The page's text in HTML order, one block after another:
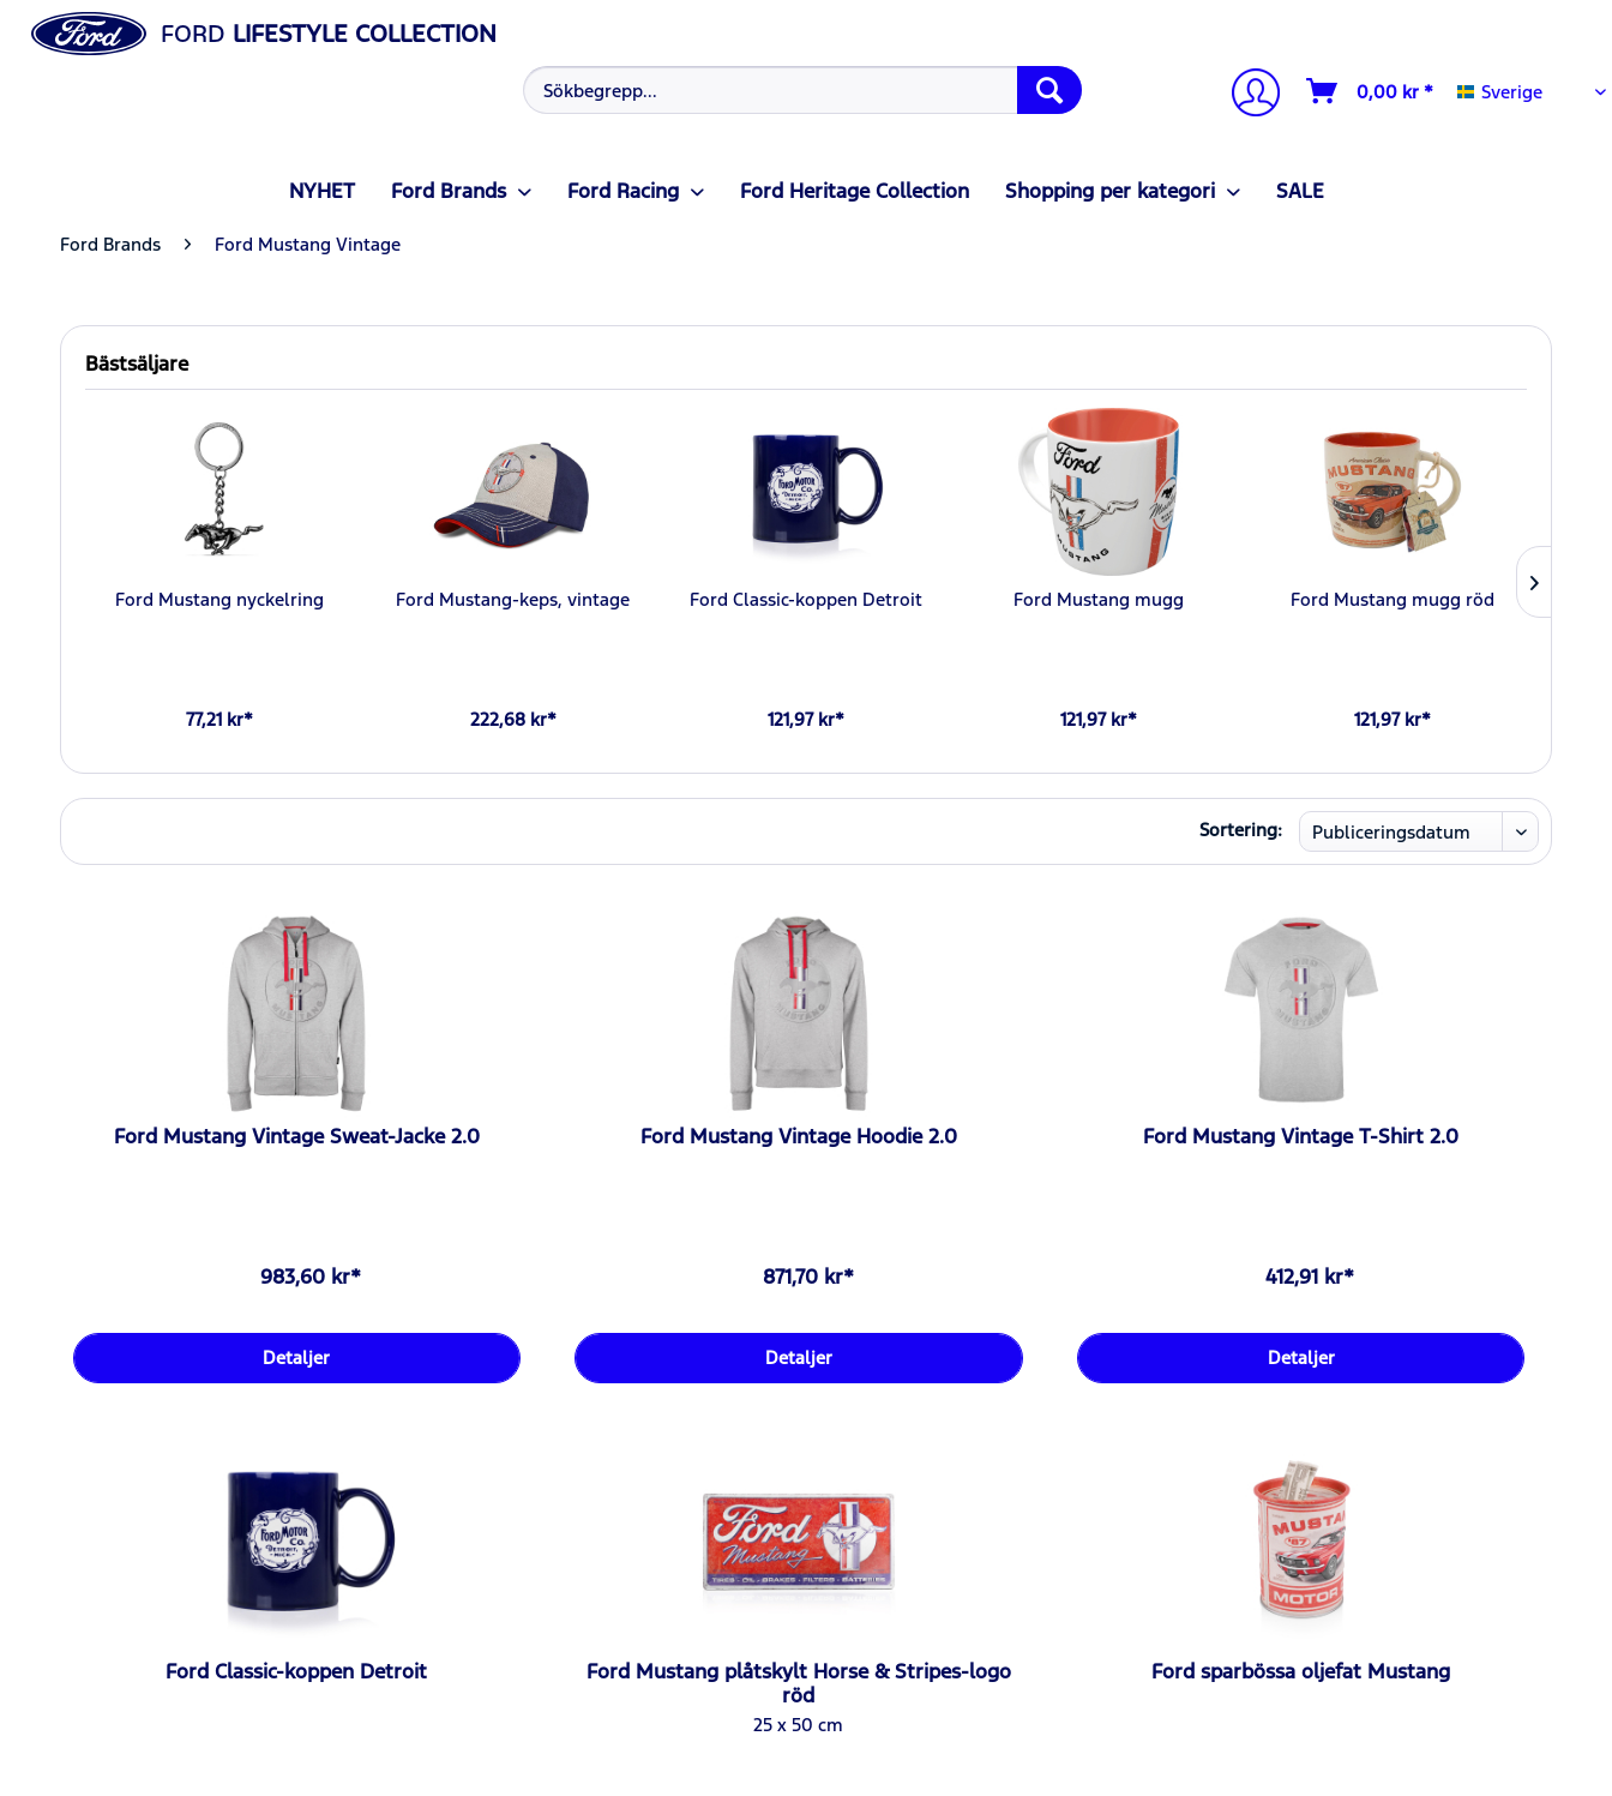
FORD LIFESTYLE COLLECTION
0,00 kr * Sverige
Sverige
NYHET Ford Brands Ford Racing Ford Heritage Collection Shopping per kategori SALE
Ford Brands Ford Mustang Vintage
Bästsäljare
Ford Mustang nyckelring
77,21 kr*
Ford Mustang-keps, vintage
222,68 kr*
Ford Classic-koppen Detroit
121,97 kr*
Ford Mustang mugg
121,97 kr*
Ford Mustang mugg röd
121,97 kr*
Sortering:
Ford Mustang Vintage Sweat-Jacke 2.0
983,60 kr*
Detaljer
Ford Mustang Vintage Hoodie 2.0
871,70 kr*
Detaljer
Ford Mustang Vintage T-Shirt 2.0
412,91 kr*
Detaljer
Ford Classic-koppen Detroit
Ford Mustang plåtskylt Horse & Stripes-logo
röd
25 x 50 cm
Ford sparbössa oljefat Mustang